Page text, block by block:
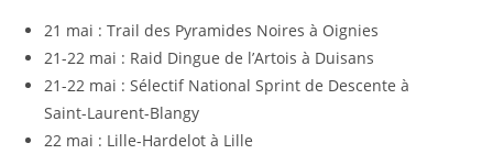
21 mai : Trail des Pyramides Noires à Oignies
21-22 mai : Raid Dingue de l’Artois à Duisans
21-22 mai : Sélectif National Sprint de Descente à
Saint-Laurent-Blangy
22 mai : Lille-Hardelot à Lille